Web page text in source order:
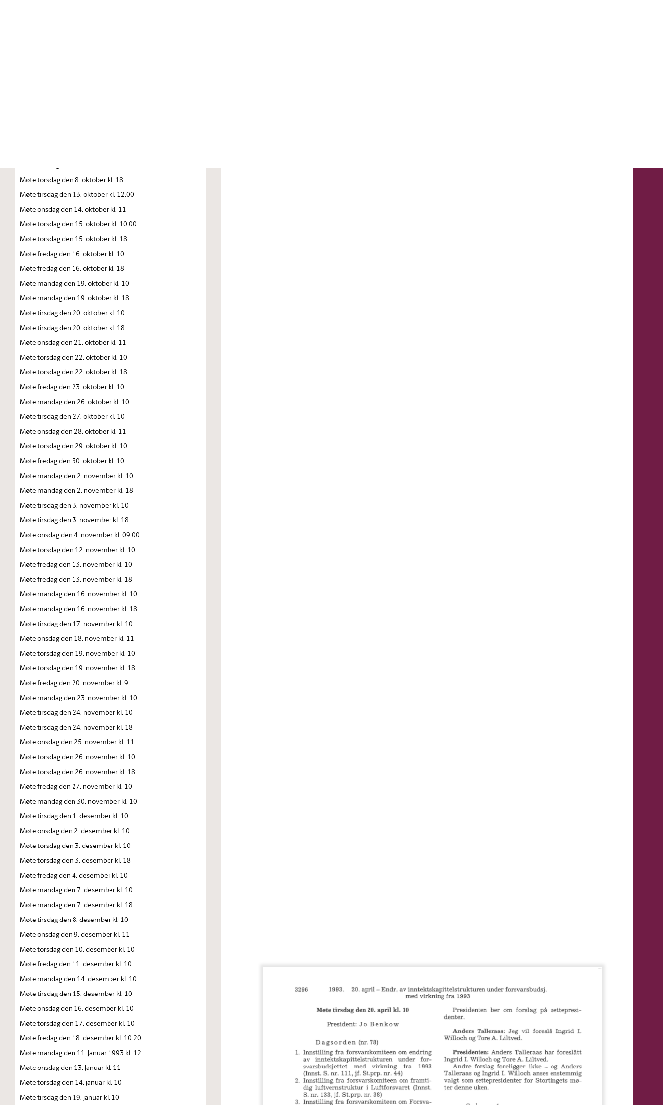
Møte torsdag den 8. oktober kl. 18
Møte tirsdag den 13. oktober kl. 12.00
Møte onsdag den 14. oktober kl. 11
Møte torsdag den 15. oktober kl. 10.00
Møte torsdag den 15. oktober kl. 18
Møte fredag den 16. oktober kl. 10
Møte fredag den 16. oktober kl. 18
Møte mandag den 19. oktober kl. 10
Møte mandag den 19. oktober kl. 18
Møte tirsdag den 20. oktober kl. 10
Møte tirsdag den 20. oktober kl. 18
Møte onsdag den 21. oktober kl. 11
Møte torsdag den 22. oktober kl. 10
Møte torsdag den 22. oktober kl. 18
Møte fredag den 23. oktober kl. 10
Møte mandag den 26. oktober kl. 10
Møte tirsdag den 27. oktober kl. 10
Møte onsdag den 28. oktober kl. 11
Møte torsdag den 29. oktober kl. 10
Møte fredag den 30. oktober kl. 10
Møte mandag den 2. november kl. 10
Møte mandag den 2. november kl. 18
Møte tirsdag den 3. november kl. 10
Møte tirsdag den 3. november kl. 18
Møte onsdag den 4. november kl. 09.00
Møte torsdag den 12. november kl. 10
Møte fredag den 13. november kl. 10
Møte fredag den 13. november kl. 18
Møte mandag den 16. november kl. 10
Møte mandag den 16. november kl. 18
Møte tirsdag den 17. november kl. 10
Møte onsdag den 18. november kl. 11
Møte torsdag den 19. november kl. 10
Møte torsdag den 19. november kl. 18
Møte fredag den 20. november kl. 9
Møte mandag den 23. november kl. 10
Møte tirsdag den 24. november kl. 10
Møte tirsdag den 24. november kl. 18
Møte onsdag den 25. november kl. 11
Møte torsdag den 26. november kl. 10
Møte torsdag den 26. november kl. 18
Møte fredag den 27. november kl. 10
Møte mandag den 30. november kl. 10
Møte tirsdag den 1. desember kl. 10
Møte onsdag den 2. desember kl. 10
Møte torsdag den 3. desember kl. 10
Møte torsdag den 3. desember kl. 18
Møte fredag den 4. desember kl. 10
Møte mandag den 7. desember kl. 10
Møte mandag den 7. desember kl. 18
Møte tirsdag den 8. desember kl. 10
Møte onsdag den 9. desember kl. 11
Møte torsdag den 10. desember kl. 10
Møte fredag den 11. desember kl. 10
Møte mandag den 14. desember kl. 10
Møte tirsdag den 15. desember kl. 10
Møte onsdag den 16. desember kl. 10
Møte torsdag den 17. desember kl. 10
Møte fredag den 18. desember kl. 10.20
Møte mandag den 11. januar 1993 kl. 12
Møte onsdag den 13. januar kl. 11
Møte torsdag den 14. januar kl. 10
Møte tirsdag den 19. januar kl. 10